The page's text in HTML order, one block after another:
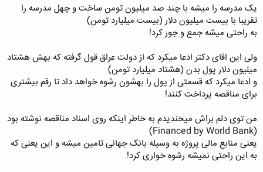
یک مدرسه را میشه با چند صد میلیون تومن ساخت و چهل مدرسه را
تقریبا با بیست میلیون دلار (بیست میلیارد تومن)
به راحتی میشه جمع و جور کرد!
ولی این اقای دکتر ادعا میکرد که از دولت عراق قول گرفته که بهش هشتاد
میلیون دلار پول بدن (هشتاد میلیارد تومن)
و ادعا میکرد که قسمتی از پول را بهشون رشوه خواهد داد تا رقم بیشتری
برای مناقصه پرداخت کنند!
من توی دلم براش میخندیدم به خاطر اینکه روی اسناد مناقصه نوشته بود
(Financed by World Bank)
یعنی منابع مالی پروژه به وسیله بانک جهانی تامین میشه و این یعنی که
به این راحتی نمیشه رشوه خواری کرد!